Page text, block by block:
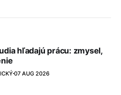
hľadajú prácu: zmysel,
07 AUG 2026